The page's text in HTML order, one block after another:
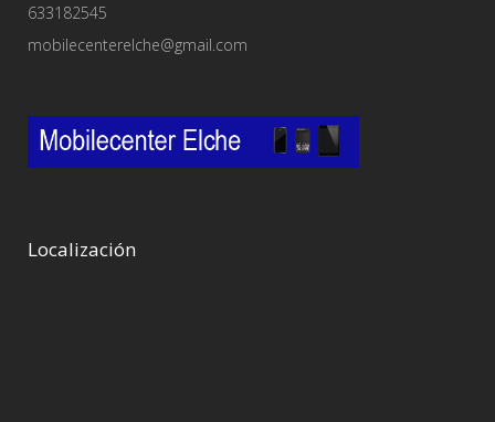
633182545
mobilecenterelche@gmail.com
Localización